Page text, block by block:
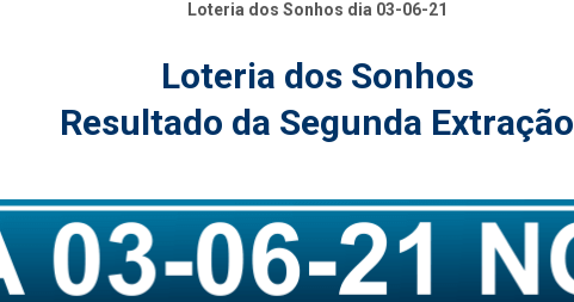
Loteria dos Sonhos dia 03-06-21
Loteria dos Sonhos
Resultado da Segunda Extração